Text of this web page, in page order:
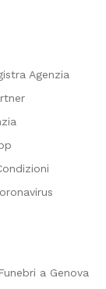
Agenzia
a Genova